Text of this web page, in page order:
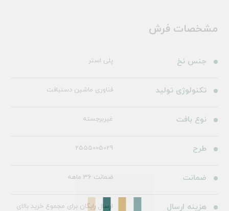
مشخصات فرش
جنس نخ پلی استر
تکنولوژی تولید فناوری ماشین دستبافت
نوع بافت غیربرجسته
طرح 2555005029
ضمانت ضمانت 36 ماهه
هزینه ارسال ارسال رایگان برای مجموع خرید بالای